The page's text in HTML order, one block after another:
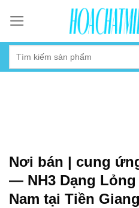
content
Nơi bán | cung
— NH3 Dạng Lỏng
Nam tại Tiền Giang